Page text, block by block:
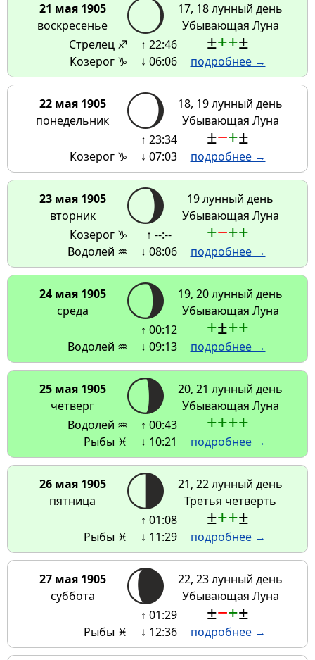
21 мая 1905
воскресенье
17, 18 лунный день
Убывающая Луна
Стрелец ♐
Козерог ♑
↑ 22:46
↓ 06:06
±++±
подробнее →
22 мая 1905
понедельник
18, 19 лунный день
Убывающая Луна
Козерог ♑
↑ 23:34
↓ 07:03
±−+±
подробнее →
23 мая 1905
вторник
19 лунный день
Убывающая Луна
Козерог ♑
Водолей ♒
↑ --:--
↓ 08:06
+−++
подробнее →
24 мая 1905
среда
19, 20 лунный день
Убывающая Луна
Водолей ♒
↑ 00:12
↓ 09:13
+±++
подробнее →
25 мая 1905
четверг
20, 21 лунный день
Убывающая Луна
Водолей ♒
Рыбы ♓
↑ 00:43
↓ 10:21
++++
подробнее →
26 мая 1905
пятница
21, 22 лунный день
Третья четверть
Рыбы ♓
↑ 01:08
↓ 11:29
±++±
подробнее →
27 мая 1905
суббота
22, 23 лунный день
Убывающая Луна
Рыбы ♓
↑ 01:29
↓ 12:36
±−+±
подробнее →